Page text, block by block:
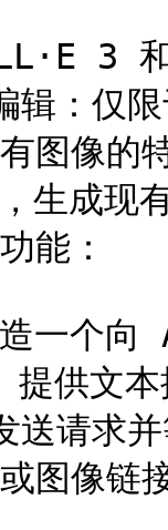
3
辑：仅
图像的
生成现
能：
一个
供文
送请求
图像